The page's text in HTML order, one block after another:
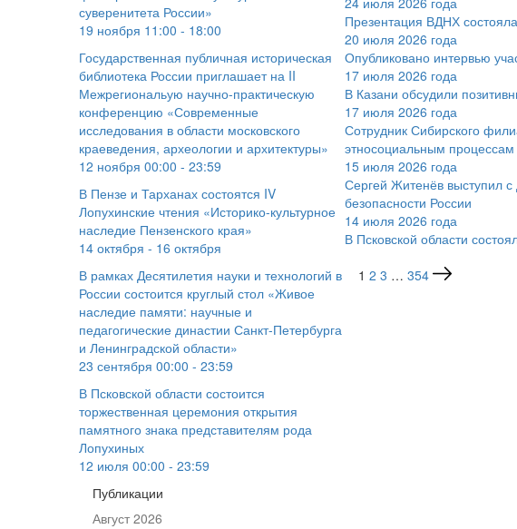
суверенитета России»
19 ноября 11:00 - 18:00
Государственная публичная историческая
библиотека России приглашает на II
Межрегиональую научно-практическую
конференцию «Современные
исследования в области московского
краеведения, археологии и архитектуры»
12 ноября 00:00 - 23:59
В Пензе и Тарханах состоятся IV
Лопухинские чтения «Историко-культурное
наследие Пензенского края»
14 октября - 16 октября
В рамках Десятилетия науки и технологий в
России состоится круглый стол «Живое
наследие памяти: научные и
педагогические династии Санкт-Петербурга
и Ленинградской области»
23 сентября 00:00 - 23:59
В Псковской области состоится
торжественная церемония открытия
памятного знака представителям рода
Лопухиных
12 июля 00:00 - 23:59
Публикации
Август 2026
Презентация ВДНХ
20 июля 2026 года
Опубликовано интервью
17 июля 2026 года
В Казани обсудили
17 июля 2026 года
Сотрудник Сибирского
этносоциальным процессам
15 июля 2026 года
Сергей Житенёв выступил
безопасности России
14 июля 2026 года
В Псковской области
1 2 3 … 354